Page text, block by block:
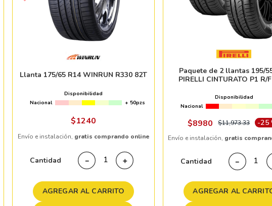
Llanta 175/65 R14 WINRUN R330 82T
Disponibilidad
Nacional
+ 50pzs
$1240
Envío e instalación, gratis comprando online
Cantidad ＋
－
AGREGAR AL CARRITO
Paquete de 2 llantas 195/
PIRELLI CINTURATO P1 R/
Disponibilidad
Nacional
$8980 $11,973.33 -25
Envío e instalación, gratis
Cantidad －
AGREGAR AL